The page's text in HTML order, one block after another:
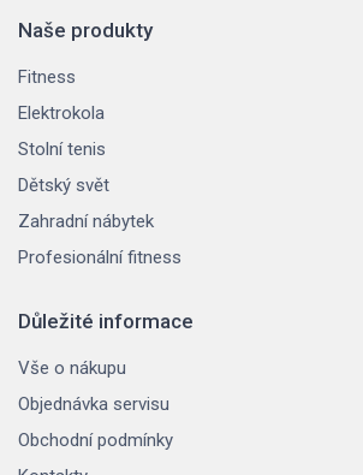
Naše produkty
Fitness
Elektrokola
Stolní tenis
Dětský svět
Zahradní nábytek
Profesionální fitness
Důležité informace
Vše o nákupu
Objednávka servisu
Obchodní podmínky